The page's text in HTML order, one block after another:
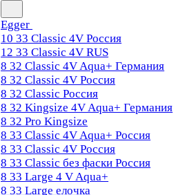
Egger
10 33 Classic 4V Россия
12 33 Classic 4V RUS
8 32 Classic 4V Aqua+ Германия
8 32 Classic 4V Россия
8 32 Classic Россия
8 32 Kingsize 4V Aqua+ Германия
8 32 Pro Kingsize
8 33 Classic 4V Aqua+ Россия
8 33 Classic 4V Россия
8 33 Classic без фаски Россия
8 33 Large 4 V Aqua+
8 33 Large елочка